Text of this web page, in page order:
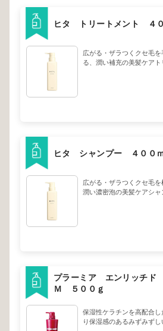
ヒタ トリートメント ４０
広がる・ザラつくクセ毛
る、潤い補充の美髪ケアト
ヒタ シャンプー ４００ｍ
広がる・ザラつくクセ毛を
潤い濃密泡の美髪ケアシャ
プラーミア エンリッチ
Ｍ ５００ｇ
保湿性ケラチンを高配合
り保湿感のあるみずみずし